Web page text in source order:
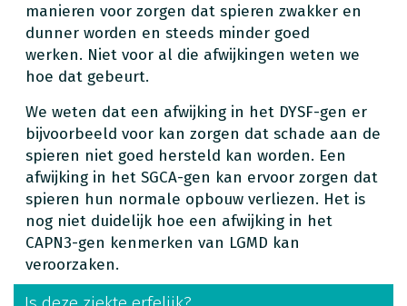
manieren voor zorgen dat spieren zwakker en
dunner worden en steeds minder goed
werken. Niet voor al die afwijkingen weten we
hoe dat gebeurt.
We weten dat een afwijking in het DYSF-gen er
bijvoorbeeld voor kan zorgen dat schade aan de
spieren niet goed hersteld kan worden. Een
afwijking in het SGCA-gen kan ervoor zorgen dat
spieren hun normale opbouw verliezen. Het is
nog niet duidelijk hoe een afwijking in het
CAPN3-gen kenmerken van LGMD kan
veroorzaken.